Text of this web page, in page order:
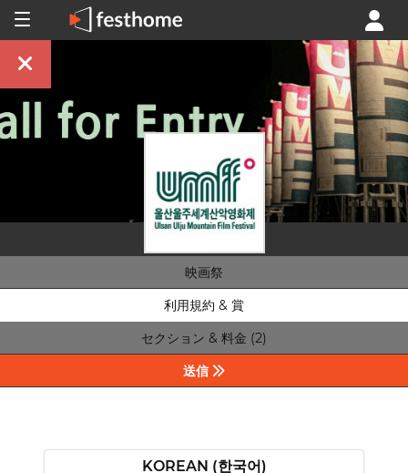
映画祭
利用規約 & 賞
セクション & 料金 (2)
送信
KOREAN (한국어)